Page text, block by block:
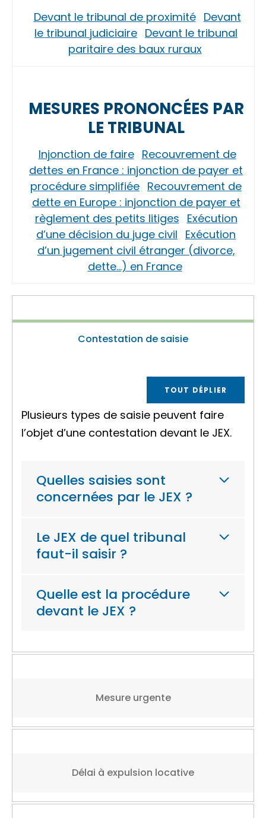
Devant le tribunal de proximité Devant
le tribunal judiciaire Devant le tribunal
paritaire des baux ruraux
MESURES PRONONCÉES PAR
LE TRIBUNAL
Injonction de faire Recouvrement de
dettes en France : injonction de payer et
procédure simplifiée Recouvrement de
dette en Europe : injonction de payer et
règlement des petits litiges Exécution
d’une décision du juge civil Exécution
d’un jugement civil étranger (divorce,
dette…) en France
Contestation de saisie
TOUT DÉPLIER
Plusieurs types de saisie peuvent faire
l’objet d’une contestation devant le JEX.
Quelles saisies sont
concernées par le JEX ?
Le JEX de quel tribunal
faut-il saisir ?
Quelle est la procédure
devant le JEX ?
Mesure urgente
Délai à expulsion locative